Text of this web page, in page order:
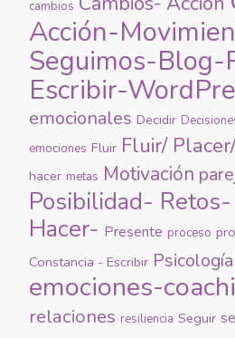
cambios
Acción-
Seguimos-Blog-
Escribir-
emocionales Decidir
emociones Fluir Fluir/
hacer metas Motivación
Posibilidad-
Hacer- Presente proceso
Constancia - Escribir Psicología
emociones-
relaciones resiliencia Seguir